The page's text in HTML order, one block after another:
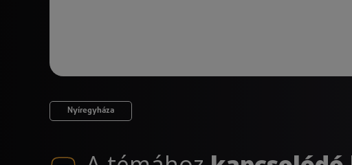
Nyíregyháza